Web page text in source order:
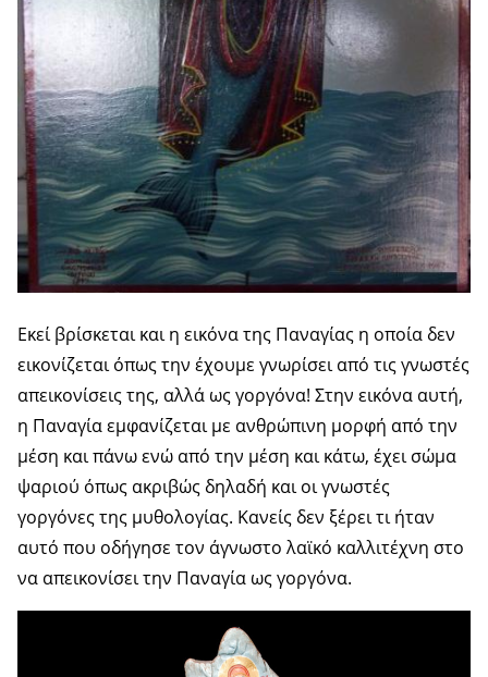
Εκεί βρίσκεται και η εικόνα της Παναγίας η οποία δεν
εικονίζεται όπως την έχουμε γνωρίσει από τις γνωστές
απεικονίσεις της, αλλά ως γοργόνα! Στην εικόνα αυτή,
η Παναγία εμφανίζεται με ανθρώπινη μορφή από την
μέση και πάνω ενώ από την μέση και κάτω, έχει σώμα
ψαριού όπως ακριβώς δηλαδή και οι γνωστές
γοργόνες της μυθολογίας. Κανείς δεν ξέρει τι ήταν
αυτό που οδήγησε τον άγνωστο λαϊκό καλλιτέχνη στο
να απεικονίσει την Παναγία ως γοργόνα.